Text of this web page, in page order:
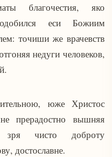
благочестия, яко
еси Божиим
точиши же врачевств
недуги человеков,
юже Христос
прерадостно вышняя
зря чисто доброту
достославне.